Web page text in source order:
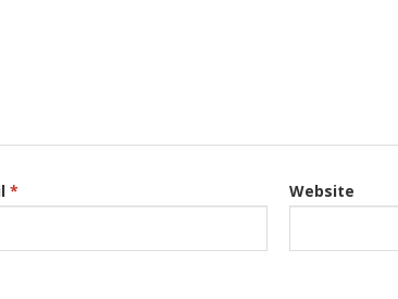
* Website